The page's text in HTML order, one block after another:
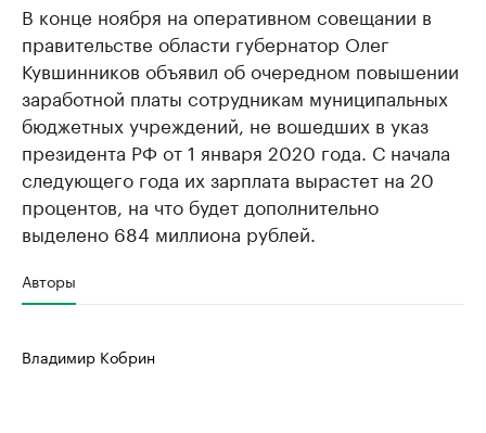
В конце ноября на оперативном совещании в
правительстве области губернатор Олег
Кувшинников объявил об очередном повышении
заработной платы сотрудникам муниципальных
бюджетных учреждений, не вошедших в указ
президента РФ от 1 января 2020 года. С начала
следующего года их зарплата вырастет на 20
процентов, на что будет дополнительно
выделено 684 миллиона рублей.
Авторы
Владимир Кобрин